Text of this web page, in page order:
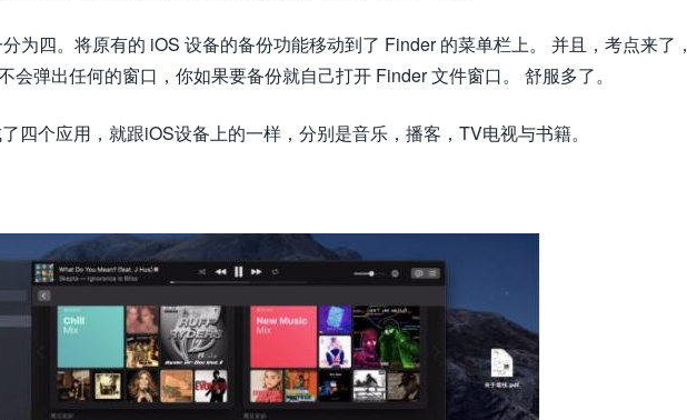
为四。将原有的 iOS 设备的备份功能移动到了 Finder 的菜单栏上。 并且，考点来了
会弹出任何的窗口，你如果要备份就自己打开 Finder 文件窗口。 舒服多了。
四个应用，就跟iOS设备上的一样，分别是音乐，播客，TV电视与书籍。